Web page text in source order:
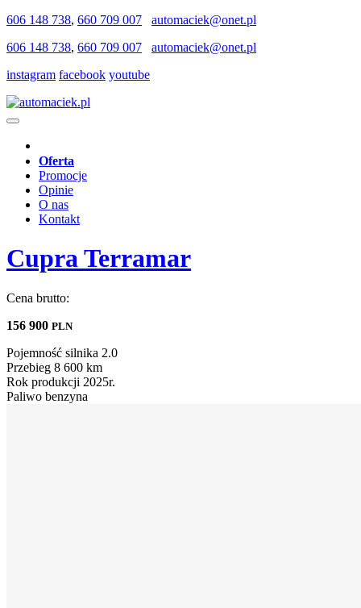
606 148 738, 660 709 007
automaciek@onet.pl
606 148 738, 660 709 007
automaciek@onet.pl
instagram facebook youtube
Oferta
Promocje
Opinie
O nas
Kontakt
Cupra Terramar
Cena brutto:
156 900 PLN
Pojemność silnika 2.0
Przebieg 8 600 km
Rok produkcji 2025r.
Paliwo benzyna